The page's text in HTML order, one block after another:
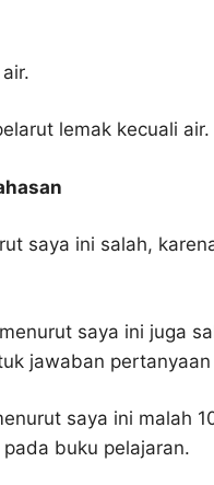
lemak kecuali air.
saya ini salah,
menurut saya ini juga
jawaban pertanyaan
saya ini malah
buku pelajaran.